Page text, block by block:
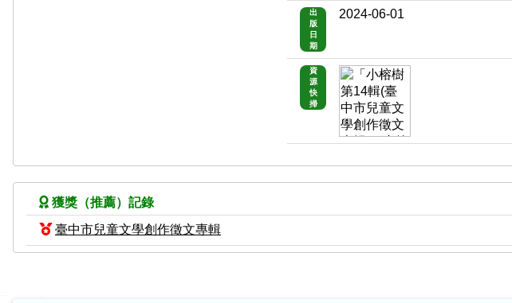
出
版
日
期
2024-06-01
資
源
快
掃
獲獎（推薦）記錄
臺中市兒童文學創作徵文專輯